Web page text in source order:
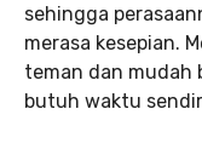
sehingga
merasa kesepian.
teman dan mudah
butuh waktu